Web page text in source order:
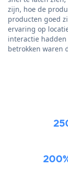
zijn, hoe de
producten goed
ervaring op
interactie
betrokken waren